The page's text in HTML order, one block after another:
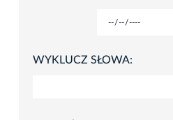
WYKLUCZ SŁOWA: